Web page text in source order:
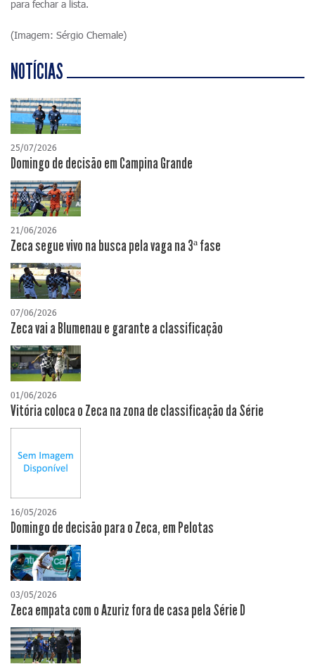
para fechar a lista.
(Imagem: Sérgio Chemale)
NOTÍCIAS
25/07/2026
Domingo de decisão em Campina Grande
21/06/2026
Zeca segue vivo na busca pela vaga na 3ª fase
07/06/2026
Zeca vai a Blumenau e garante a classificação
01/06/2026
Vitória coloca o Zeca na zona de classificação da Série
16/05/2026
Domingo de decisão para o Zeca, em Pelotas
03/05/2026
Zeca empata com o Azuriz fora de casa pela Série D